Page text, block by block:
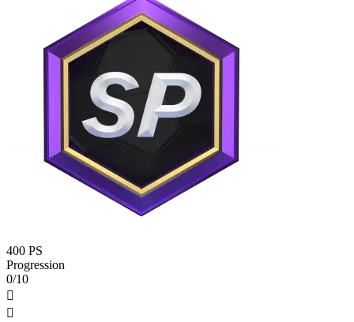
400 PS
Progression
0/10

